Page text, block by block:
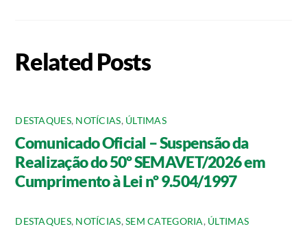
Related Posts
DESTAQUES, NOTÍCIAS, ÚLTIMAS
Comunicado Oficial – Suspensão da
Realização do 50º SEMAVET/2026 em
Cumprimento à Lei nº 9.504/1997
DESTAQUES, NOTÍCIAS,SEM CATEGORIA, ÚLTIMAS